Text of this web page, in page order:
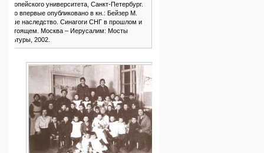
Европейского университета, Санкт-Петербург.
Фото впервые опубликовано в кн.: Бейзер М.
Наше наследство. Синагоги СНГ в прошлом и
настоящем. Москва – Иерусалим: Мосты
культуры, 2002.